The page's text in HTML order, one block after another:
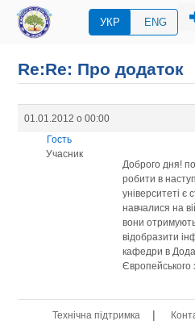
УКР ENG
Re:Re: Про додаток
01.01.2012 о 00:00
Гость
Учасник
Доброго дня!
робити в
університеті є
навчалися на
вони
відобразити
кафедри в
Європейського
Технічна підтримка |